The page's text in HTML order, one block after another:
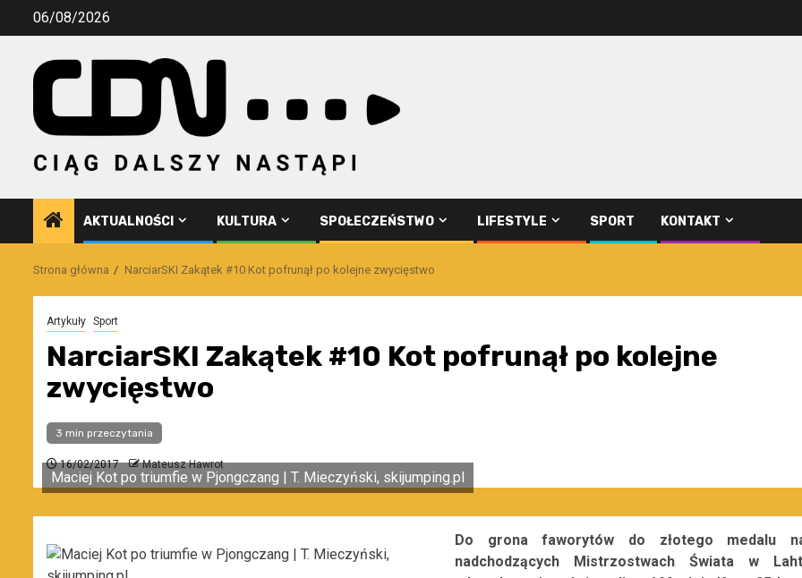
Przejdź06/08/2026
AKTUALNOŚCI KULTURA SPOŁECZEŃSTWO LIFESTYLE SPORT KONTAKT
Strona główna NarciarSKI Zakątek #10 Kot pofrunął po kolejne zwycięstwo
Artykuły Sport
NarciarSKI Zakątek #10 Kot pofrunął po kolejne
zwycięstwo
3 min przeczytania
16/02/2017 Mateusz Hawrot
Maciej Kot po triumfie w Pjongczang | T. Mieczyński, skijumping.pl
Do grona faworytów do złotego medalu
nadchodzących Mistrzostwach Świata w